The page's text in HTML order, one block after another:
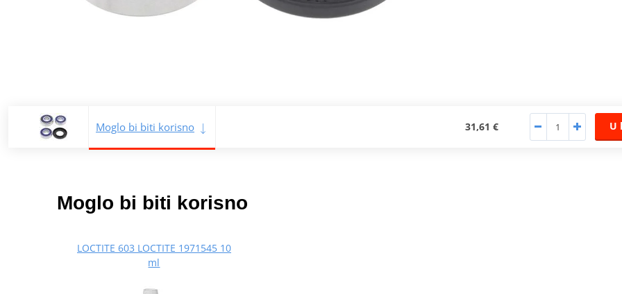
Moglo bi biti korisno 31,61 € U
Moglo bi biti korisno
LOCTITE 603 LOCTITE 1971545 10
ml